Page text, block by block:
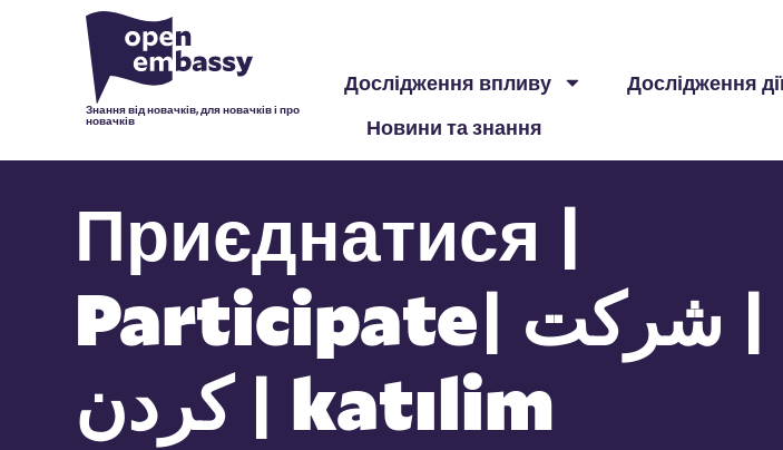
Знання від новачків, для новачків і про
новачків
Дослідження впливу Дослідження
Новини та знання
Приєднатися |
Participate| يشارك | شرکت
کردن | katılim